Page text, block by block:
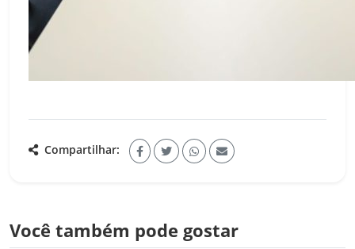
Compartilhar:
Você também pode gostar